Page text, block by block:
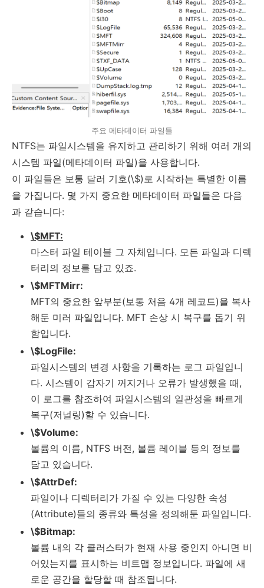
주요 메타데이터 파일들
NTFS는 파일시스템을 유지하고 관리하기 위해 여러 개의
시스템 파일(메타데이터 파일)을 사용합니다.
이 파일들은 보통 달러 기호(\$)로 시작하는 특별한 이름
을 가집니다. 몇 가지 중요한 메타데이터 파일들은 다음
과 같습니다:
\$MFT:
마스터 파일 테이블 그 자체입니다. 모든 파일과 디렉
터리의 정보를 담고 있죠.
\$MFTMirr:
MFT의 중요한 앞부분(보통 처음 4개 레코드)을 복사
해둔 미러 파일입니다. MFT 손상 시 복구를 돕기 위
함입니다.
\$LogFile:
파일시스템의 변경 사항을 기록하는 로그 파일입니
다. 시스템이 갑자기 꺼지거나 오류가 발생했을 때,
이 로그를 참조하여 파일시스템의 일관성을 빠르게
복구(저널링)할 수 있습니다.
\$Volume:
볼륨의 이름, NTFS 버전, 볼륨 레이블 등의 정보를
담고 있습니다.
\$AttrDef:
파일이나 디렉터리가 가질 수 있는 다양한 속성
(Attribute)들의 종류와 특성을 정의해둔 파일입니다.
\$Bitmap:
볼륨 내의 각 클러스터가 현재 사용 중인지 아니면 비
어있는지를 표시하는 비트맵 정보입니다. 파일에 새
로운 공간을 할당할 때 참조됩니다.